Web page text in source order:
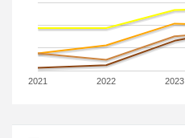
2021 2022 2023